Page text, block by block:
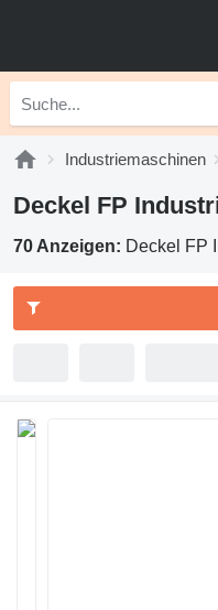
Industriemaschinen
Deckel FP
70 Anzeigen: Deckel FP